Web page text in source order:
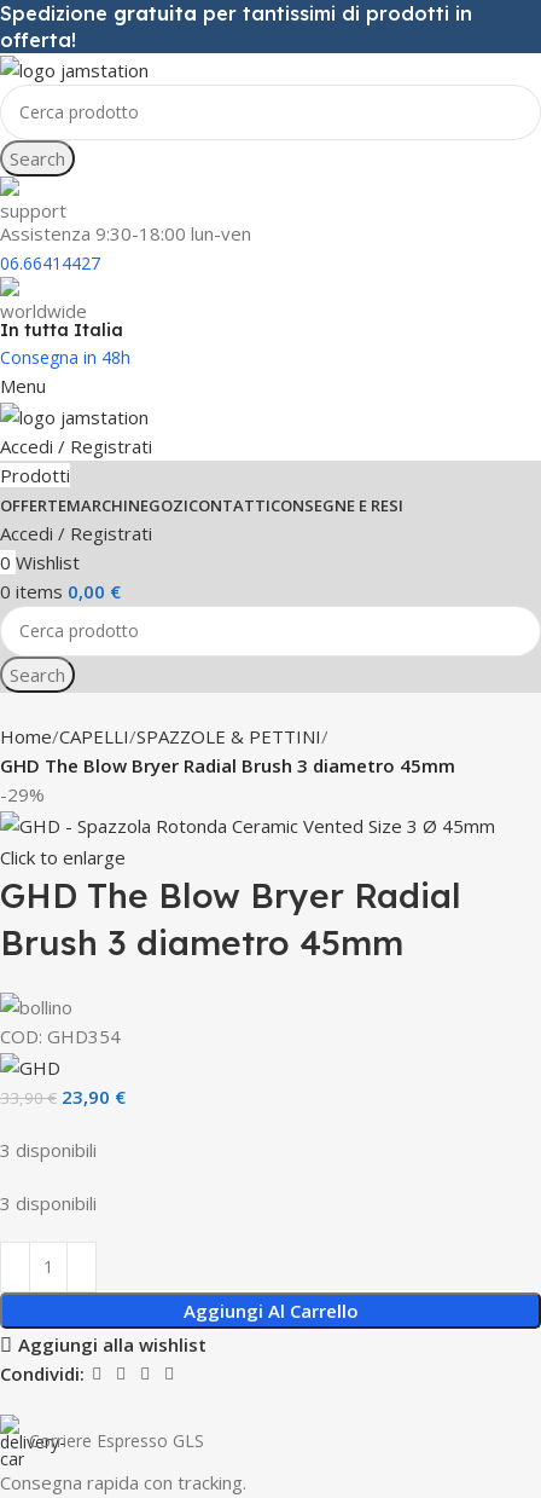
Spedizione gratuita per tantissimi di prodotti in
offerta!
Search
Assistenza 9:30-18:00 lun-ven
06.66414427
In tutta Italia
Consegna in 48h
Menu
Accedi / Registrati
Prodotti
OFFERTEMARCHINEGOZICONTATTICONSEGNE E RESI
Accedi / Registrati
0 Wishlist
0 items 0,00 €
Search
Home CAPELLI SPAZZOLE & PETTINI
GHD The Blow Bryer Radial Brush 3 diametro 45mm
-29%
Click to enlarge
GHD The Blow Bryer Radial
Brush 3 diametro 45mm
COD: GHD354
33,90€ 23,90 €
3 disponibili
3 disponibili
Aggiungi Al Carrello
Aggiungi alla wishlist
Condividi:
Corriere Espresso GLS
Consegna rapida con tracking.